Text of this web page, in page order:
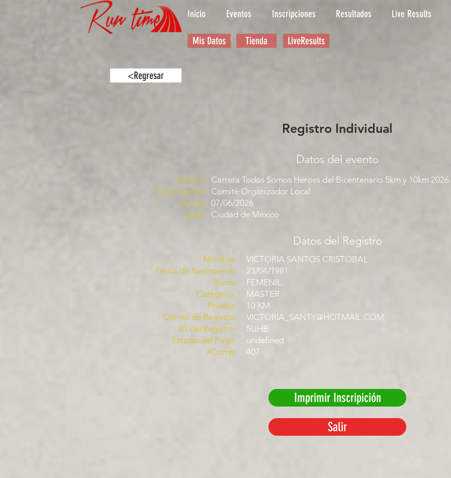
Inicio Eventos Inscripciones Resultados Live Results
Mis Datos Tienda LiveResults
<Regresar
Registro Individual
Datos del evento
Evento:
Organizador:
Fecha:
Sede:
Carrera Todos Somos Héroes del Bicentenario 5km y 10km 2026
Comité Organizador Local
07/06/2026
Ciudad de México
Datos del Registro
Nombre:
Fecha de Nacimiento:
Rama:
Categoría:
Prueba:
Correo de Registro:
ID del Registro:
Estatus del Pago:
#Comp:
VICTORIA SANTOS CRISTÓBAL
25/04/1981
FEMENIL
MASTER
10 KM
VICTORIA_SANTY@HOTMAIL.COM
5UHB
undefined
407
Imprimir Inscripición
Salir